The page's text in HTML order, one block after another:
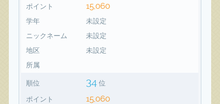
ポイント 15,060
学年
未設定
ニックネーム
未設定
地区
未設定
所属
順位 34 位
ポイント 15,060